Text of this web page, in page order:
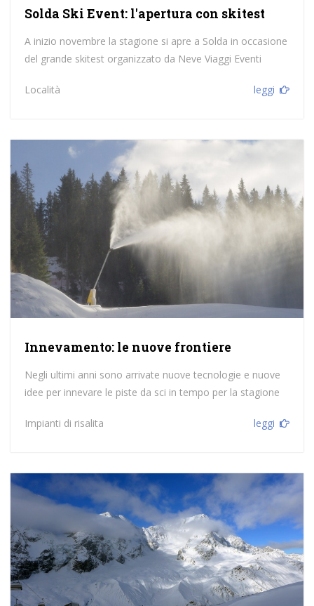
Solda Ski Event: l'apertura con skitest
A inizio novembre la stagione si apre a Solda in occasione
del grande skitest organizzato da Neve Viaggi Eventi
Località leggi
Innevamento: le nuove frontiere
Negli ultimi anni sono arrivate nuove tecnologie e nuove
idee per innevare le piste da sci in tempo per la stagione
Impianti di risalita leggi